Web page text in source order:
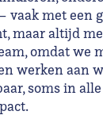
vaak met een
maar altijd
omdat we
werken aan
soms in